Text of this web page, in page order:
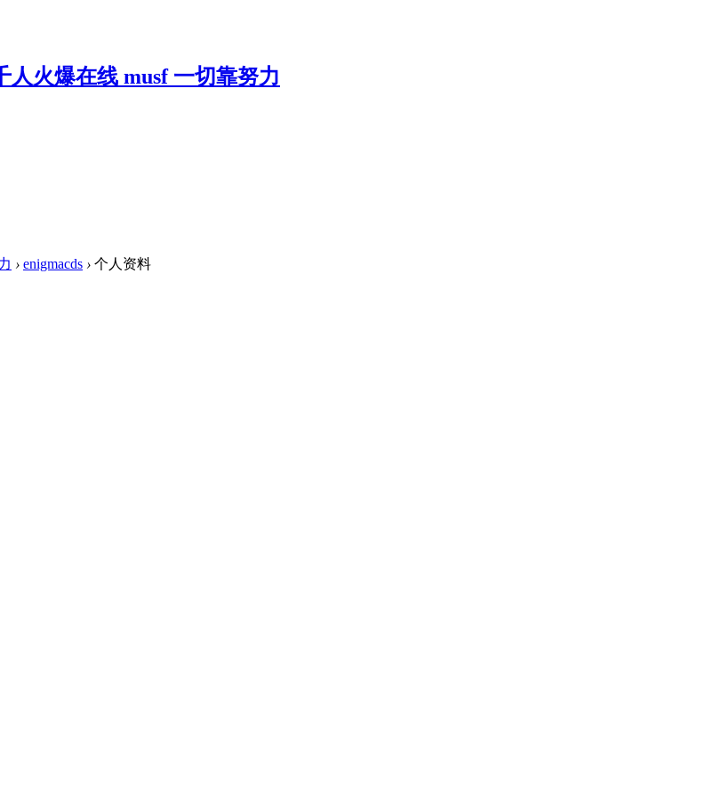
› enigmacds › 个人资料